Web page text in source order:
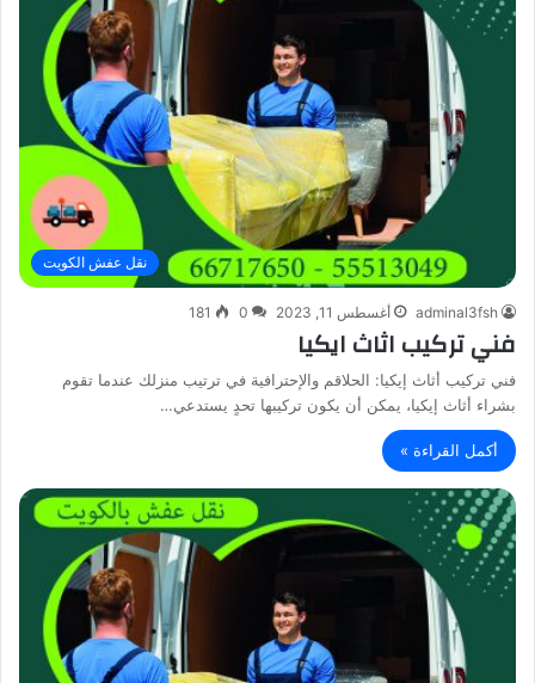
نقل عفش الكويت
adminal3fsh أغسطس 11, 2023 0
181
فني تركيب اثاث ايكيا
فني تركيب أثاث إيكيا: الحلاقم والإحترافية في ترتيب منزلك عندما تقوم
بشراء أثاث إيكيا، يمكن أن يكون تركيبها تحدٍ يستدعي…
أكمل القراءة »